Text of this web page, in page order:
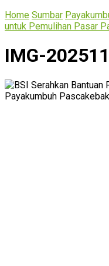
Home Sumbar
untuk Pemulihan Pasar
IMG-